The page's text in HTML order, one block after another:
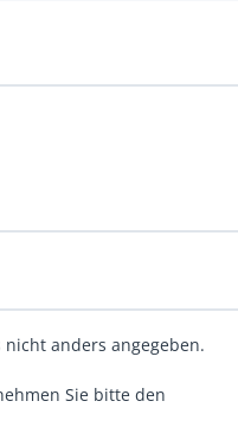
anders angegeben.
Sie bitte den